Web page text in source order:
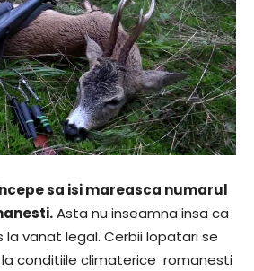
sa isi mareasca numarul
Asta nu inseamna insa ca
la vanat legal. Cerbii lopatari se
conditiile climaterice romanesti